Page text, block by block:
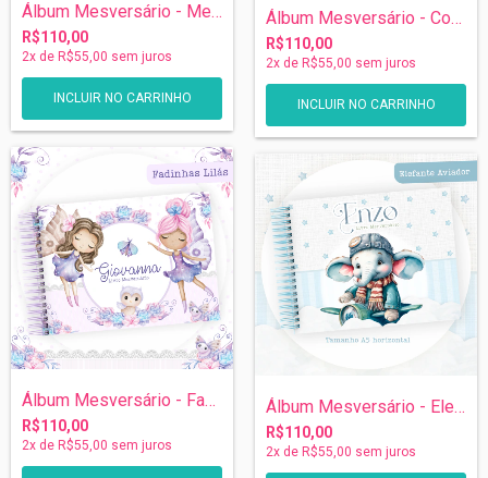
Álbum Mesversário - Menininha
R$110,00
2x de R$55,00 sem juros
INCLUIR NO CARRINHO
Álbum Mesversário - Coelhinho
R$110,00
2x de R$55,00 sem juros
INCLUIR NO CARRINHO
Álbum Mesversário - Fadinhas
R$110,00
2x de R$55,00 sem juros
Álbum Mesversário - Elefantinho Aviador
R$110,00
2x de R$55,00 sem juros